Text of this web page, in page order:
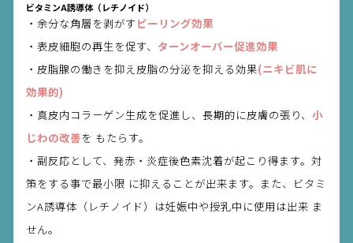
ビタミンA誘導体（レチノイド）
・余分な角層を剥がすピーリング効果
・表皮細胞の再生を促す、 ターンオーバー促進効果
・皮脂腺の働きを抑え皮脂の分泌を抑える効果(ニキビ肌に
効果的)
・真皮内コラーゲン生成を促進し、長期的に皮膚の張り、 小
じわの改善を もたらす。
・副反応として、発赤・炎症後色素沈着が起こり得ます。対
策をする事で最小限 に抑えることが出来ます。また、ビタミ
ンA誘導体（レチノイド）は妊娠中や授乳中に使用は出来 ま
せん。